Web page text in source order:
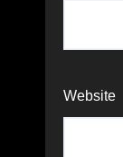
Website